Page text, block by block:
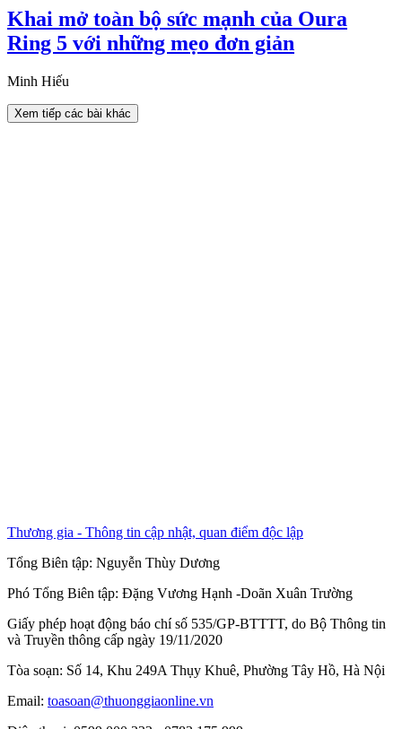
Khai mở toàn bộ sức mạnh của Oura
Ring 5 với những mẹo đơn giản
Minh Hiếu
Xem tiếp các bài khác
Thương gia - Thông tin cập nhật, quan điểm độc lập
Tổng Biên tập: Nguyễn Thùy Dương
Phó Tổng Biên tập: Đặng Vương Hạnh -Doãn Xuân Trường
Giấy phép hoạt động báo chí số 535/GP-BTTTT, do Bộ Thông tin
và Truyền thông cấp ngày 19/11/2020
Tòa soạn: Số 14, Khu 249A Thụy Khuê, Phường Tây Hồ, Hà Nội
Email: toasoan@thuonggiaonline.vn